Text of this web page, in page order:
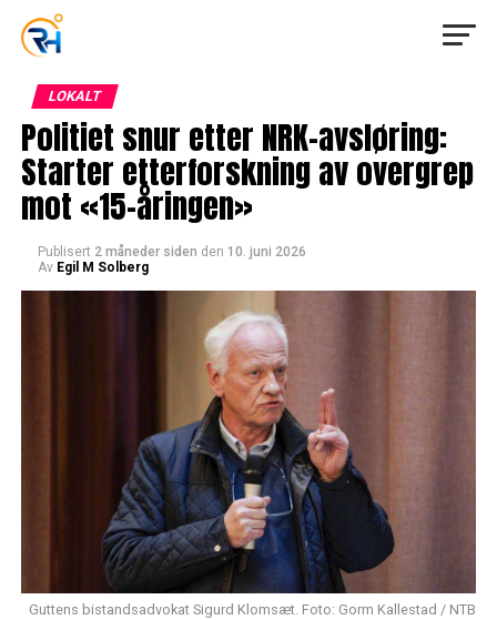
LOKALT
Politiet snur etter NRK-avsløring:
Starter etterforskning av overgrep
mot «15-åringen»
Publisert 2 måneder siden den 10. juni 2026
Av Egil M Solberg
Guttens bistandsadvokat Sigurd Klomsæt. Foto: Gorm Kallestad / NTB